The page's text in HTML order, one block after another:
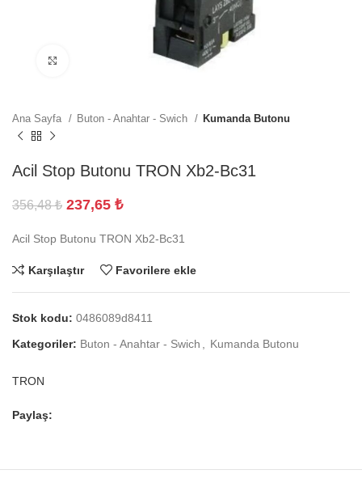
Büyütmek için tıklayın
Ana Sayfa Buton - Anahtar - Swich Kumanda Butonu
Acil Stop Butonu TRON Xb2-Bc31
356,48₺ 237,65 ₺
Acil Stop Butonu TRON Xb2-Bc31
Karşılaştır Favorilere ekle
Stok kodu: 0486089d8411
Kategoriler: Buton - Anahtar - Swich Kumanda Butonu
TRON
Paylaş: